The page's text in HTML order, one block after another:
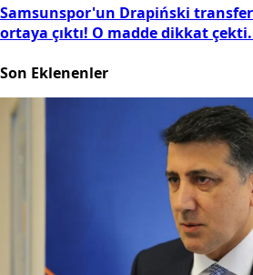
Samsunspor'un Drapiński
ortaya çıktı! O madde dikkat
Son Eklenenler